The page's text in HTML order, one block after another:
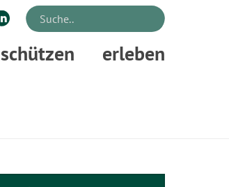
schützen erleben